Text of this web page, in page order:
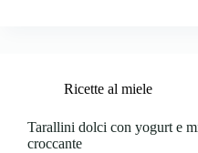
Ricette al miele
Tarallini dolci con yogurt e
croccante